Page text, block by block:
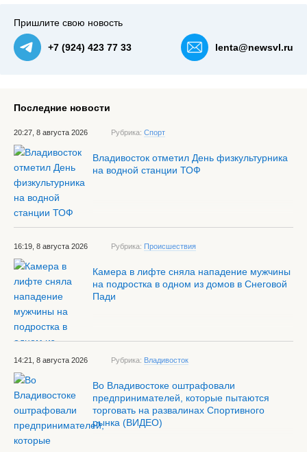
Пришлите свою новость
+7 (924) 423 77 33 lenta@newsvl.ru
Последние новости
20:27, 8 августа 2026 Рубрика: Спорт
Владивосток отметил День физкультурника
на водной станции ТОФ
16:19, 8 августа 2026 Рубрика: Происшествия
Камера в лифте сняла нападение мужчины
на подростка в одном из домов в Снеговой
Пади
14:21, 8 августа 2026 Рубрика: Владивосток
Во Владивостоке оштрафовали
предпринимателей, которые пытаются
торговать на развалинах Спортивного
рынка (ВИДЕО)